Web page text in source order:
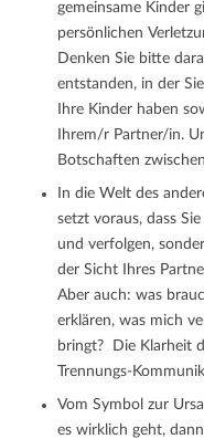
gemeinsame Kinder
persönlichen
Denken Sie bitte
entstanden, in der
Ihre Kinder haben
Ihrem/r Partner/in.
Botschaften
In die Welt des
setzt voraus, dass
und verfolgen,
der Sicht Ihres
Aber auch: was
erklären, was mich
bringt? Die Klarheit
Trennungs-
Vom Symbol zur
es wirklich geht,